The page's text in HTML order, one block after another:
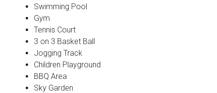
Swimming Pool
Gym
Tennis Court
3 on 3 Basket Ball
Jogging Track
Children Playground
BBQ Area
Sky Garden